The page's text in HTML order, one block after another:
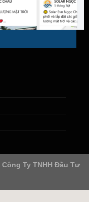
Công Ty TNHH Đầu Tư